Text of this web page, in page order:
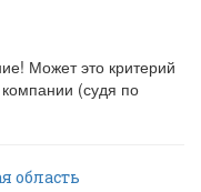
Может это критерий
(судя по
область